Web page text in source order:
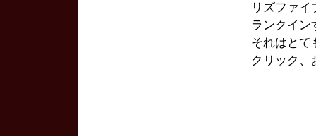
リズファ
ランクイン
それはとて
クリック、